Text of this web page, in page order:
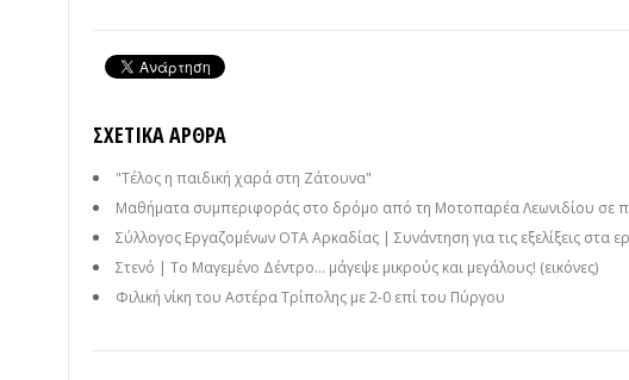
ΣΧΕΤΙΚΆ ΆΡΘΡΑ
"Τέλος η παιδική χαρά στη Ζάτουνα"
Μαθήματα συμπεριφοράς στο δρόμο από τη Μοτοπαρέα Λεωνιδίου σε
Σύλλογος Εργαζομένων ΟΤΑ Αρκαδίας | Συνάντηση για τις εξελίξεις στα
Στενό | Το Μαγεμένο Δέντρο… μάγεψε μικρούς και μεγάλους! (εικόνες)
Φιλική νίκη του Αστέρα Τρίπολης με 2-0 επί του Πύργου